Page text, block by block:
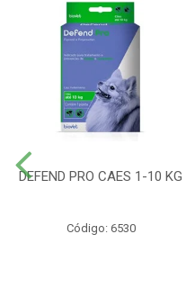
DEFEND PRO CAES 1-10 KG
Código: 6530